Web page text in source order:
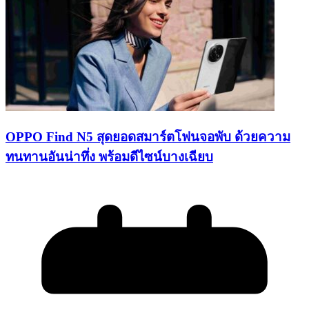
OPPO Find N5 สุดยอดสมาร์ตโฟนจอพับ ด้วยความ
ทนทานอันน่าทึ่ง พร้อมดีไซน์บางเฉียบ